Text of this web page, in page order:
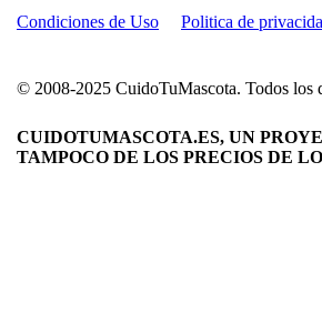
Condiciones de Uso Politica de
© 2008-2025 CuidoTuMascota. Todos los
CUIDOTUMASCOTA.ES, UN
TAMPOCO DE LOS PRECIOS DE